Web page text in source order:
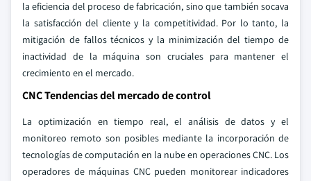
la eficiencia del proceso de fabricación, sino que también socava
la satisfacción del cliente y la competitividad. Por lo tanto, la
mitigación de fallos técnicos y la minimización del tiempo de
inactividad de la máquina son cruciales para mantener el
crecimiento en el mercado.
CNC Tendencias del mercado de control
La optimización en tiempo real, el análisis de datos y el
monitoreo remoto son posibles mediante la incorporación de
tecnologías de computación en la nube en operaciones CNC. Los
operadores de máquinas CNC pueden monitorear indicadores